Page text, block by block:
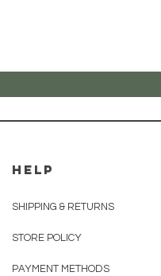
HELP
SHIPPING & RETURNS
STORE POLICY
PAYMENT METHODS